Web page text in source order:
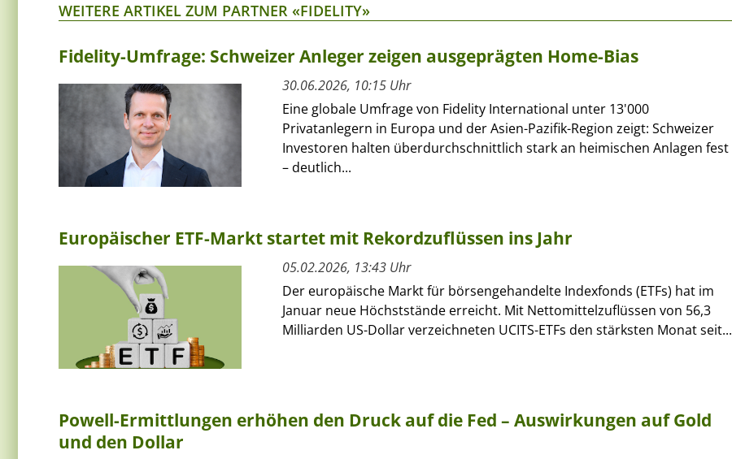
WEITERE ARTIKEL ZUM PARTNER «FIDELITY»
Fidelity-Umfrage: Schweizer Anleger zeigen ausgeprägten Home-Bias
30.06.2026, 10:15 Uhr
Eine globale Umfrage von Fidelity International unter 13'000
Privatanlegern in Europa und der Asien-Pazifik-Region zeigt: Schweizer
Investoren halten überdurchschnittlich stark an heimischen Anlagen fest
– deutlich...
Europäischer ETF-Markt startet mit Rekordzuflüssen ins Jahr
05.02.2026, 13:43 Uhr
Der europäische Markt für börsengehandelte Indexfonds (ETFs) hat im
Januar neue Höchststände erreicht. Mit Nettomittelzuflüssen von 56,3
Milliarden US-Dollar verzeichneten UCITS-ETFs den stärksten Monat seit...
Powell-Ermittlungen erhöhen den Druck auf die Fed – Auswirkungen auf Gold
und den Dollar